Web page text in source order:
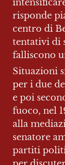
risponde
centro di
tentativi di
falliscono
Situazioni
per i due
e poi
fuoco, nel
alla
senatore
partiti